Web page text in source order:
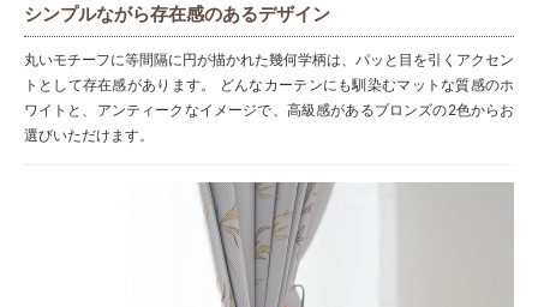
シンプルながら存在感のあるデザイン
丸いモチーフに等間隔に円が描かれた幾何学柄は、パッと目を引くアクセン
トとして存在感があります。 どんなカーテンにも馴染むマットな質感のホ
ワイトと、アンティークなイメージで、高級感があるブロンズの2色からお
選びいただけます。